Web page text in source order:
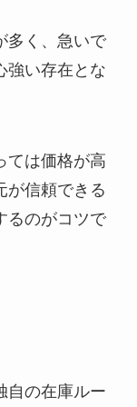
多く、急いで
強い存在とな
ては価格が高
が信頼できる
るのがコツで
自の在庫ルー